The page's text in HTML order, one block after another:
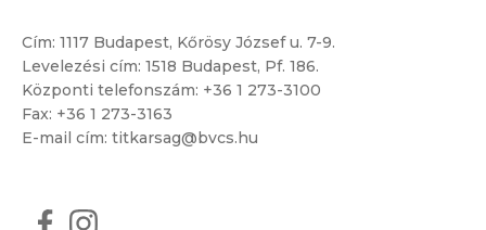
Cím: 1117 Budapest, Kőrösy József u. 7-9.
Levelezési cím: 1518 Budapest, Pf. 186.
Központi telefonszám: +36 1 273-3100
Fax: +36 1 273-3163
E-mail cím: titkarsag@bvcs.hu